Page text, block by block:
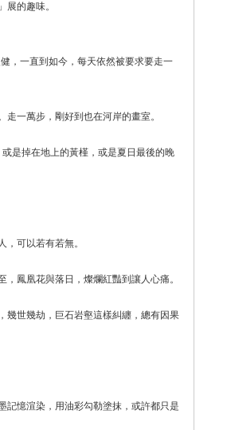
展的趣味。
，一直到如今，每天依然被要求要走一
一萬步，剛好到也在河岸的畫室。
是掉在地上的黃槿，或是夏日最後的晚
可以若有若無。
鳳凰花與落日，燦爛紅豔到讓人心痛。
幾世幾劫，巨石岩壑這樣糾纏，總有因果
記憶渲染，用油彩勾勒塗抹，或許都只是